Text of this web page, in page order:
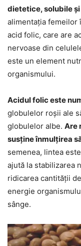
dietetice, solubile
alimentația femeilor
acid folic, care are
nervoase din
este un element
organismului.
Acidul folic este
globulelor roșii ale
globulelor albe. Are
susține înmulțirea
semenea, lintea
ajută la stabilizarea
ridicarea cantității
energie
sânge.